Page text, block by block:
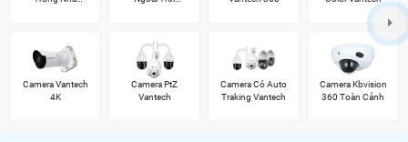
Camera Vantech
4K
Camera PtZ
Vantech
Camera Có Auto
Traking Vantech
Camera Kbvision
360 Toàn Cảnh